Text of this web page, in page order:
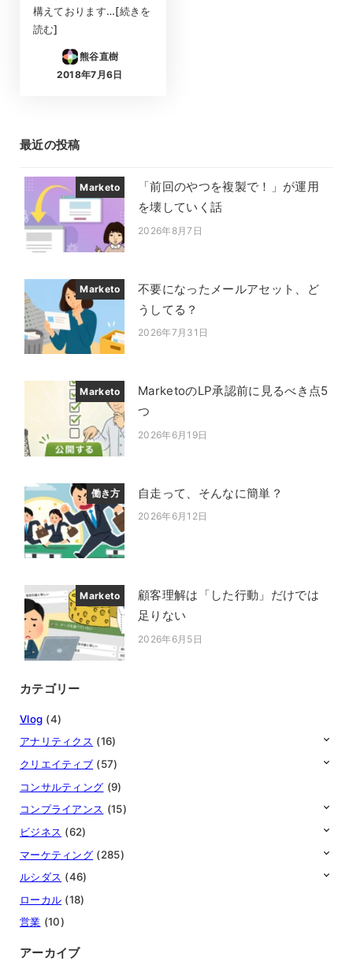
構えております…[続きを
読む]
熊谷直樹
投稿日
2018年7月6日
最近の投稿
Marketo
「前回のやつを複製で！」が運用
を壊していく話
投稿日
2026年8月7日
Marketo
不要になったメールアセット、ど
うしてる？
投稿日
2026年7月31日
Marketo
MarketoのLP承認前に見るべき点5
つ
投稿日
2026年6月19日
働き方 自走って、そんなに簡単？
投稿日
2026年6月12日
Marketo
顧客理解は「した行動」だけでは
足りない
投稿日
2026年6月5日
カテゴリー
Vlog (4)
アナリティクス (16)
クリエイティブ (57)
コンサルティング (9)
コンプライアンス (15)
ビジネス (62)
マーケティング (285)
ルシダス (46)
ローカル (18)
営業 (10)
アーカイブ